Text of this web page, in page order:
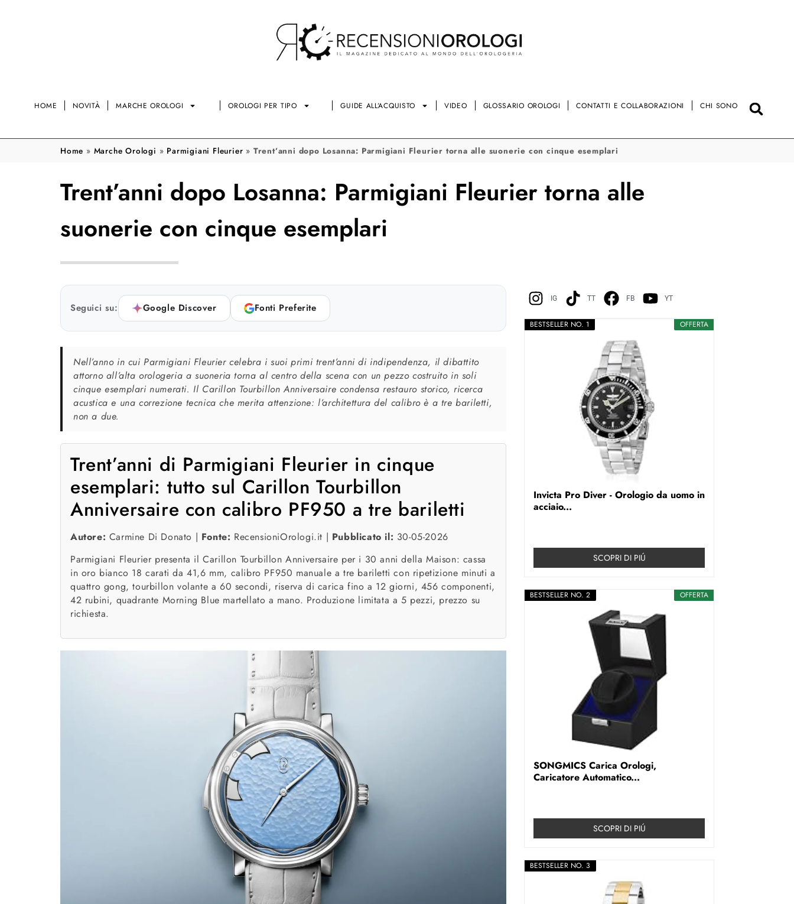
HOME NOVITÀ MARCHE OROLOGI OROLOGI PER TIPO GUIDE ALL’ACQUISTO VIDEO GLOSSARIO OROLOGI CONTATTI E COLLABORAZIONI CHI SONO
Home » Marche Orologi » Parmigiani Fleurier » Trent’anni dopo Losanna: Parmigiani Fleurier torna alle suonerie con cinque esemplari
Trent’anni dopo Losanna: Parmigiani Fleurier torna alle
suonerie con cinque esemplari
Seguici su: Google Discover Fonti Preferite
Nell’anno in cui Parmigiani Fleurier celebra i suoi primi trent’anni di indipendenza, il dibattito
attorno all’alta orologeria a suoneria torna al centro della scena con un pezzo costruito in soli
cinque esemplari numerati. Il Carillon Tourbillon Anniversaire condensa restauro storico, ricerca
acustica e una correzione tecnica che merita attenzione: l’architettura del calibro è a tre bariletti,
non a due.
Trent’anni di Parmigiani Fleurier in cinque
esemplari: tutto sul Carillon Tourbillon
Anniversaire con calibro PF950 a tre bariletti
Autore: Carmine Di Donato | Fonte: RecensioniOrologi.it | Pubblicato il: 30-05-2026
Parmigiani Fleurier presenta il Carillon Tourbillon Anniversaire per i 30 anni della Maison: cassa
in oro bianco 18 carati da 41,6 mm, calibro PF950 manuale a tre bariletti con ripetizione minuti a
quattro gong, tourbillon volante a 60 secondi, riserva di carica fino a 12 giorni, 456 componenti,
42 rubini, quadrante Morning Blue martellato a mano. Produzione limitata a 5 pezzi, prezzo su
richiesta.
IG TT FB YT
OFFERTA
BESTSELLER NO. 1
Invicta Pro Diver - Orologio da uomo in
acciaio...
SCOPRI DI PIÚ
OFFERTA
BESTSELLER NO. 2
SONGMICS Carica Orologi,
Caricatore Automatico...
SCOPRI DI PIÚ
BESTSELLER NO. 3